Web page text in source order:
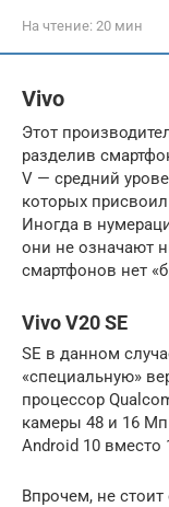
На чтение: 20 мин
Vivo
Этот
разделив
V — средний
которых
Иногда в
они не означают
смартфонов нет
Vivo V20 SE
SE в данном
«специальную»
процессор
камеры 48 и 16 Мп
Android 10 вместо
Впрочем, не